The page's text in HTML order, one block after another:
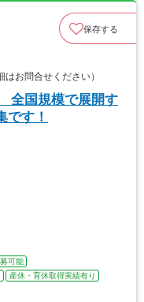
保存する
お問合せください）
全国規模で展開す
です！
可能
産休・育休取得実績有り